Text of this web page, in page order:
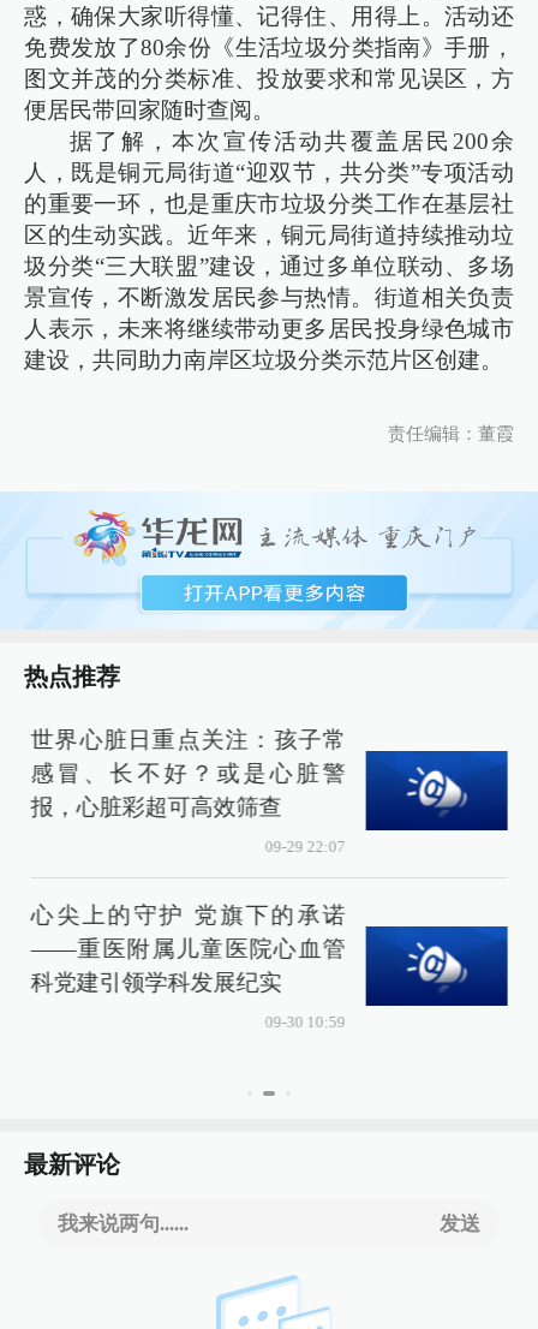
惑，确保大家听得懂、记得住、用得上。活动还
免费发放了80余份《生活垃圾分类指南》手册，
图文并茂的分类标准、投放要求和常见误区，方
便居民带回家随时查阅。
据了解，本次宣传活动共覆盖居民200余
人，既是铜元局街道“迎双节，共分类”专项活动
的重要一环，也是重庆市垃圾分类工作在基层社
区的生动实践。近年来，铜元局街道持续推动垃
圾分类“三大联盟”建设，通过多单位联动、多场
景宣传，不断激发居民参与热情。街道相关负责
人表示，未来将继续带动更多居民投身绿色城市
建设，共同助力南岸区垃圾分类示范片区创建。
责任编辑：董霞
热点推荐
世界心脏日重点关注：孩子常
感冒、长不好？或是心脏警
报，心脏彩超可高效筛查
09-29 22:07
心尖上的守护 党旗下的承诺
——重医附属儿童医院心血管
科党建引领学科发展纪实
09-30 10:59
最新评论
我来说两句...... 发送